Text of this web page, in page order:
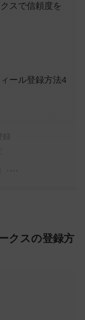
スで信頼度を
ール登録方法4
録
クスの登録方